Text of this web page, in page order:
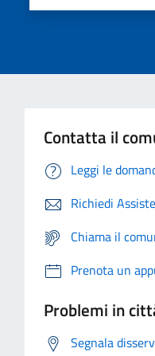
Contatta il
Leggi le
Richiedi
Chiama il
Prenota un
Problemi in
Segnala